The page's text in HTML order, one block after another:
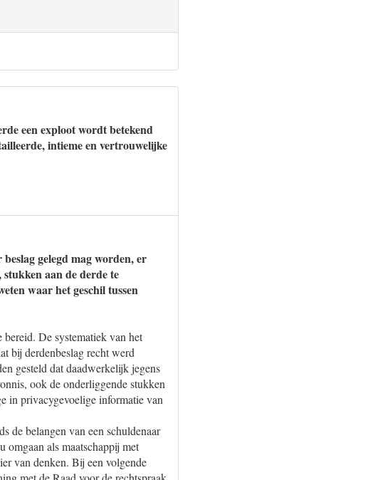
een exploot wordt betekend
intieme en vertrouwelijke
gelegd mag worden, er
aan de derde te
waar het geschil tussen
De systematiek van het
bij derdenbeslag recht werd
gesteld dat daadwerkelijk jegens
ook de onderliggende stukken
in privacygevoelige informatie van
de belangen van een schuldenaar
omgaan als maatschappij met
van denken. Bij een volgende